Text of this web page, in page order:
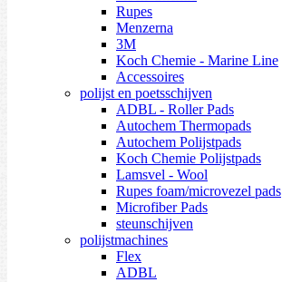
Rupes
Menzerna
3M
Koch Chemie - Marine Line
Accessoires
polijst en poetsschijven
ADBL - Roller Pads
Autochem Thermopads
Autochem Polijstpads
Koch Chemie Polijstpads
Lamsvel - Wool
Rupes foam/microvezel pads
Microfiber Pads
steunschijven
polijstmachines
Flex
ADBL